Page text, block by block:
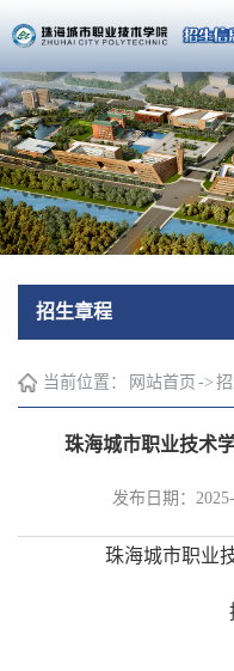
招生章程
当前位置： 网站首页 ->
珠海城市职业技术
发布日期：
珠海城市职业